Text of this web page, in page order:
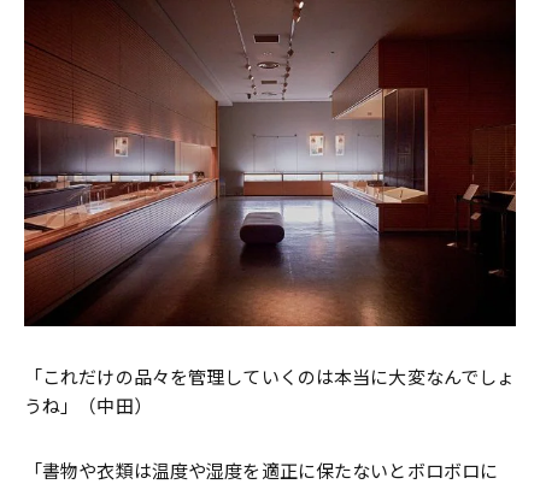
「これだけの品々を管理していくのは本当に大変なんでしょ
うね」（中田）
「書物や衣類は温度や湿度を適正に保たないとボロボロに